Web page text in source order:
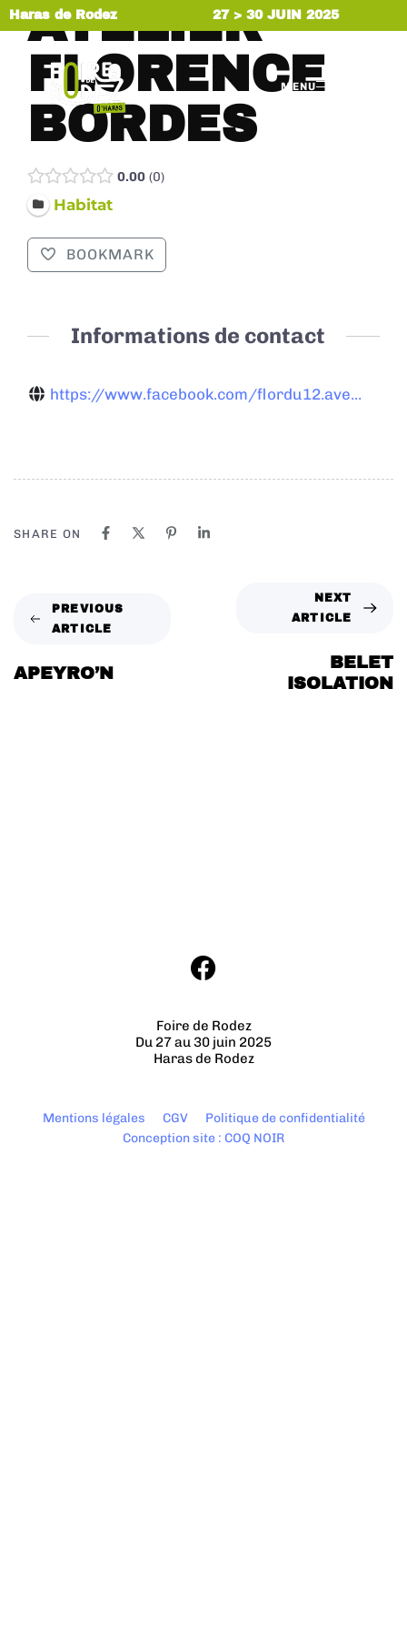
Haras de Rodez 27 > 30 JUIN 2025
MENU
ATELIER
FLORENCE
BORDES
0.00 0
Habitat
BOOKMARK
Informations de contact
https://www.facebook.com/flordu12.ave...
SHARE ON
PREVIOUS
ARTICLE
APEYRO’N
NEXT
ARTICLE
BELET
ISOLATION
Foire de Rodez
Du 27 au 30 juin 2025
Haras de Rodez
Mentions légales CGV
Politique de confidentialité
Conception site : COQ NOIR